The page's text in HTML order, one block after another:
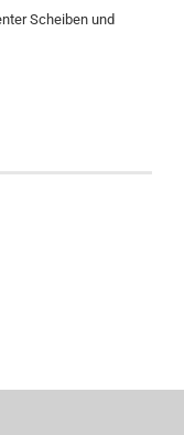
Scheiben und